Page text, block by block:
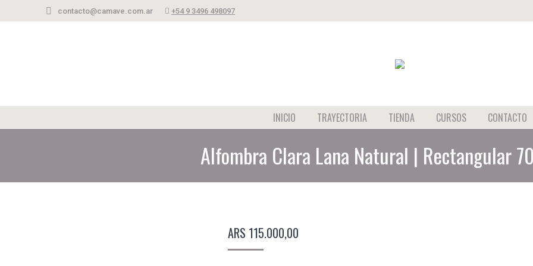
contacto@camave.com.ar +54 9 3496 498097
INICIO TRAYECTORIA TIENDA CURSOS CONTACTO
Alfombra Clara Lana Natural | Rectangular
ARS 115.000,00